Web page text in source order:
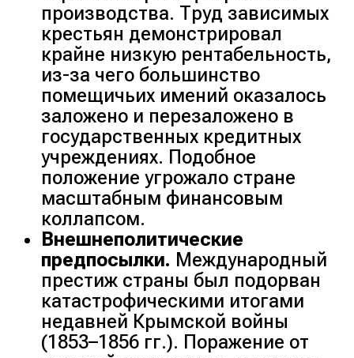
производства. Труд зависимых
крестьян демонстрировал
крайне низкую рентабельность,
из-за чего большинство
помещичьих имений оказалось
заложено и перезаложено в
государственных кредитных
учреждениях. Подобное
положение угрожало стране
масштабным финансовым
коллапсом.
Внешнеполитические
предпосылки. Международный
престиж страны был подорван
катастрофическими итогами
недавней Крымской войны
(1853–1856 гг.). Поражение от